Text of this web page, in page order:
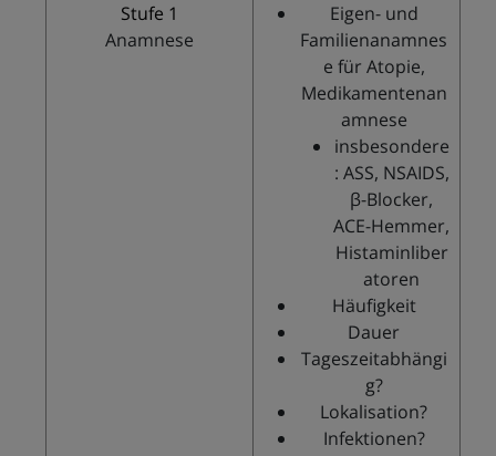
Stufe 1
Anamnese
Eigen- und
Familienanamnes
e für Atopie,
Medikamentenan
amnese
insbesondere
: ASS, NSAIDS,
β-Blocker,
ACE-Hemmer,
Histaminliber
atoren
Häufigkeit
Dauer
Tageszeitabhängi
g?
Lokalisation?
Infektionen?